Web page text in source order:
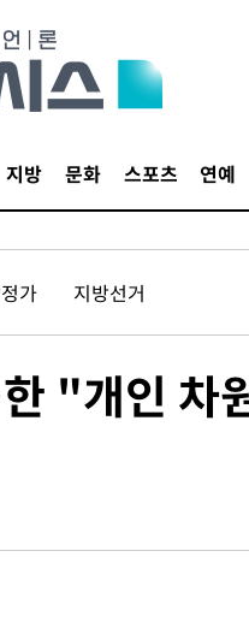
지방 문화 스포츠 연예
가 지방선거
"개인 차